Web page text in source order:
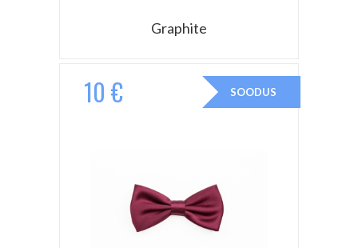
Graphite
SOODUS
10 €